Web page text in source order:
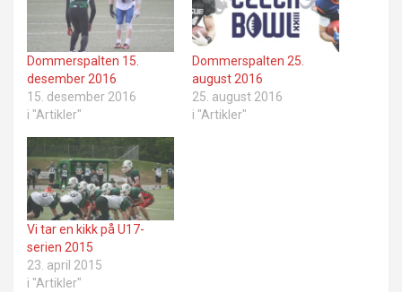
Dommerspalten 15.
desember 2016
15. desember 2016
i "Artikler"
Dommerspalten 25.
august 2016
25. august 2016
i "Artikler"
Vi tar en kikk på U17-
serien 2015
23. april 2015
i "Artikler"